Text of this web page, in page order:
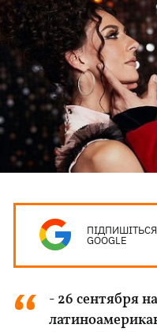
GOOGLE
- 26 сентября